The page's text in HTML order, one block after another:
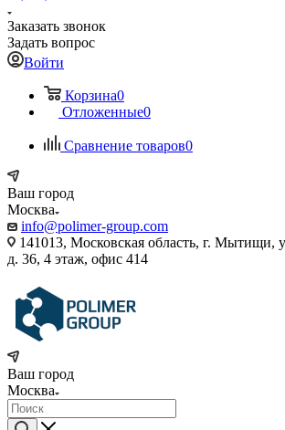
Заказать звонок
Задать вопрос
Войти
Корзина0
Отложенные0
Сравнение товаров0
Ваш город
Москва
info@polimer-group.com
141013, Московская область, г. Мытищи,
д. 36, 4 этаж, офис 414
Ваш город
Москва